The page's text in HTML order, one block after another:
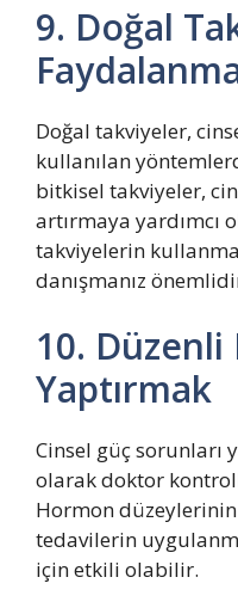
9. Doğal
Doğal takviyeler,
kullanılan
bitkisel takviyeler,
artırmaya yardımcı
takviyelerin
danışmanız
10.
Yaptırmak
Cinsel güç sorunları
olarak doktor
Hormon
tedavilerin
için etkili olabilir.